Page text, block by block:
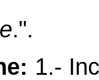
.".
1.-